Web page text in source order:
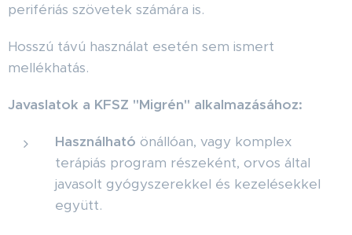
perifériás szövetek számára is.
Hosszú távú használat esetén sem ismert
mellékhatás.
Javaslatok a KFSZ "Migrén" alkalmazásához:
Használható önállóan, vagy komplex
terápiás program részeként, orvos által
javasolt gyógyszerekkel és kezelésekkel
együtt.